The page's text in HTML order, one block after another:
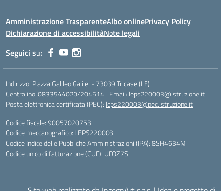
Amministrazione TrasparenteAlbo onlinePrivacy Policy
Dichiarazione di accessibilitàNote legali
Seguici su:
Indirizzo: Piazza Galileo Galilei - 73039 Tricase (LE)
Centralino:0833544020/204514 Email: leps220003@istruzione.it
Posta elettronica certificata (PEC): leps220003@pec.istruzione.it
Codice fiscale: 90057020753
Codice meccanografico: LEPS220003
Codice Indice delle Pubbliche Amministrazioni (IPA): 8SH4634M
Codice unico di fatturazione (CUF): UFOZ7S